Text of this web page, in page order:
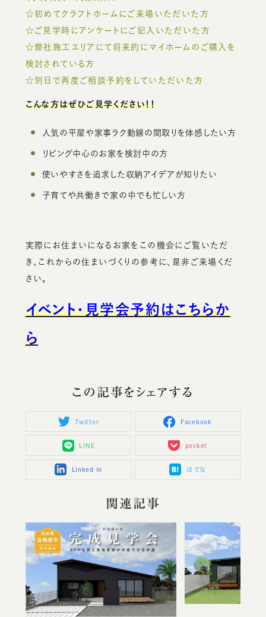
☆初めてクラフトホームにご来場いただいた方
☆ご見学時にアンケートにご記入いただいた方
☆弊社施工エリアにて将来的にマイホームのご購入を
検討されている方
☆別日で再度ご相談予約をしていただいた方
こんな方はぜひご見学ください！！
人気の平屋や家事ラク動線の間取りを体感したい方
リビング中心のお家を検討中の方
使いやすさを追求した収納アイデアが知りたい
子育てや共働きで家の中でも忙しい方
実際にお住まいになるお家をこの機会にご覧いただ
き、これからの住まいづくりの参考に、是非ご来場くだ
さい。
イベント・見学会予約はこちらか
ら
この記事をシェアする
Twitter Facebook
LINE pocket
Linked in はてな
関連記事